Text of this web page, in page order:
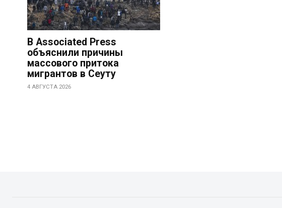
В Associated Press
объяснили причины
массового притока
мигрантов в Сеуту
4 АВГУСТА 2026